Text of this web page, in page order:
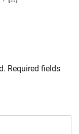
Required fields